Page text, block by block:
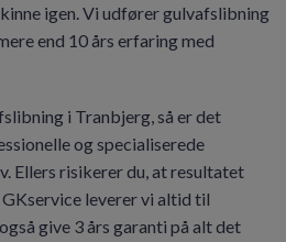
igen. Vi udfører gulvafslibning
end 10 års erfaring med
i Tranbjerg, så er det
og specialiserede
Ellers risikerer du, at resultatet
leverer vi altid til
give 3 års garanti på alt det